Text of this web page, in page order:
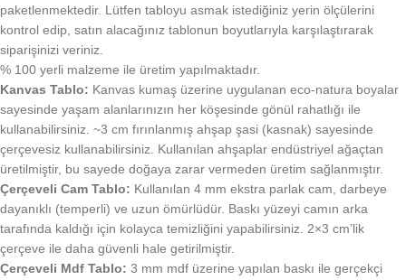
paketlenmektedir. Lütfen tabloyu asmak istediğiniz yerin ölçülerini
kontrol edip, satın alacağınız tablonun boyutlarıyla karşılaştırarak
siparişinizi veriniz.
% 100 yerli malzeme ile üretim yapılmaktadır.
Kanvas Tablo: Kanvas kumaş üzerine uygulanan eco-natura boyalar
sayesinde yaşam alanlarınızın her köşesinde gönül rahatlığı ile
kullanabilirsiniz. ~3 cm fırınlanmış ahşap şasi (kasnak) sayesinde
çerçevesiz kullanabilirsiniz. Kullanılan ahşaplar endüstriyel ağaçtan
üretilmiştir, bu sayede doğaya zarar vermeden üretim sağlanmıştır.
Çerçeveli Cam Tablo: Kullanılan 4 mm ekstra parlak cam, darbeye
dayanıklı (temperli) ve uzun ömürlüdür. Baskı yüzeyi camın arka
tarafında kaldığı için kolayca temizliğini yapabilirsiniz. 2×3 cm’lik
çerçeve ile daha güvenli hale getirilmiştir.
Çerçeveli Mdf Tablo: 3 mm mdf üzerine yapılan baskı ile gerçekçi